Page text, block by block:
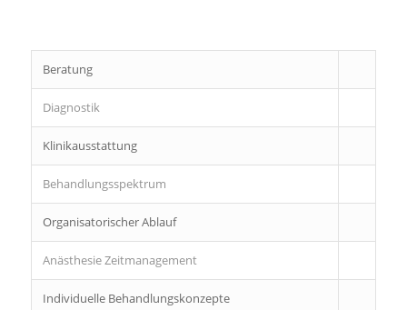
Beratung
Diagnostik
Klinikausstattung
Behandlungsspektrum
Organisatorischer Ablauf
Anästhesie Zeitmanagement
Individuelle Behandlungskonzepte